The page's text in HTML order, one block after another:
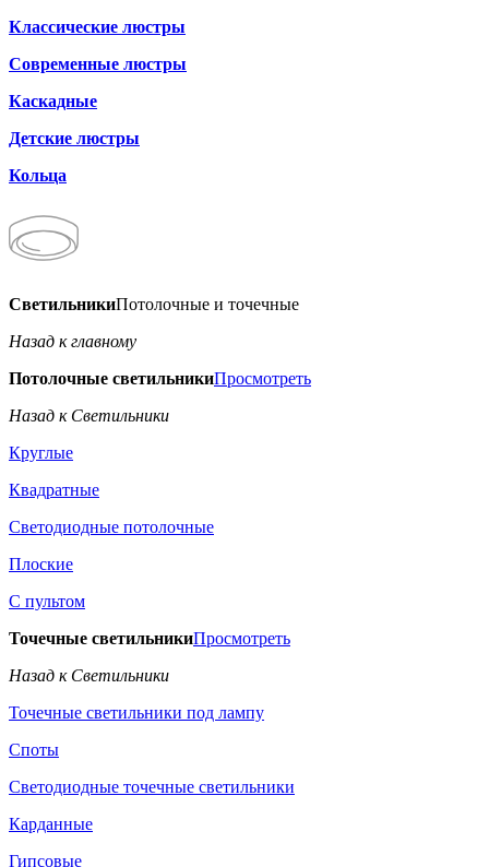
Классические люстры
Современные люстры
Каскадные
Детские люстры
Кольца
СветильникиПотолочные и точечные
Назад к главному
Потолочные светильникиПросмотреть
Назад к Светильники
Круглые
Квадратные
Светодиодные потолочные
Плоские
С пультом
Точечные светильникиПросмотреть
Назад к Светильники
Точечные светильники под лампу
Споты
Светодиодные точечные светильники
Карданные
Гипсовые